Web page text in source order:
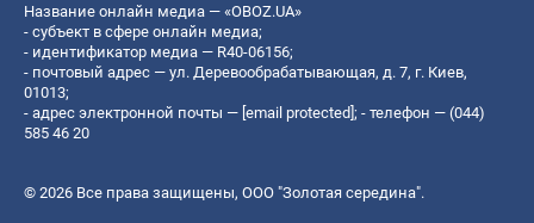
Название онлайн медиа — «OBOZ.UA»
- субъект в сфере онлайн медиа;
- идентификатор медиа — R40-06156;
- почтовый адрес — ул. Деревообрабатывающая, д. 7, г. Киев,
01013;
- адрес электронной почты — [email protected]; - телефон — (044)
585 46 20
© 2026 Все права защищены, ООО "Золотая середина".